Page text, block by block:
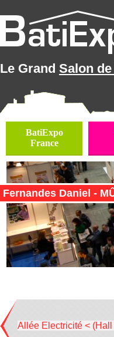
Le Grand Salon
BatiExpo
France
Fernandes Daniel -
Allée Electricité < (Hall